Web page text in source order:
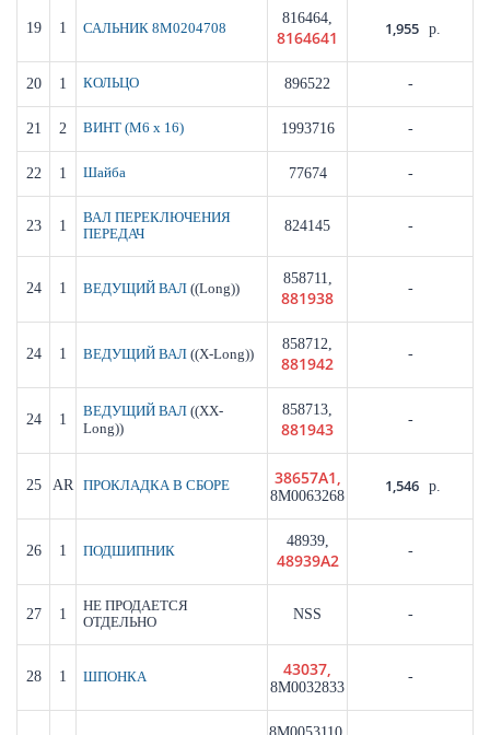
19 1 САЛЬНИК 8M0204708
816464,
8164641 1,955 р.
20 1 КОЛЬЦО 896522 -
21 2 ВИНТ (M6 x 16) 1993716 -
22 1 Шайба 77674 -
23 1
ВАЛ ПЕРЕКЛЮЧЕНИЯ
ПЕРЕДАЧ
824145 -
24 1 ВЕДУЩИЙ ВАЛ ((Long))
858711,
881938 -
24 1 ВЕДУЩИЙ ВАЛ ((X-Long))
858712,
881942 -
24 1 ВЕДУЩИЙ ВАЛ ((XX-
Long))
858713,
881943 -
25 AR ПРОКЛАДКА В СБОРЕ 38657A1,
8M0063268
1,546 р.
26 1 ПОДШИПНИК
48939,
48939A2 -
27 1
НЕ ПРОДАЕТСЯ
ОТДЕЛЬНО
NSS -
28 1 ШПОНКА 43037,
8M0032833
-